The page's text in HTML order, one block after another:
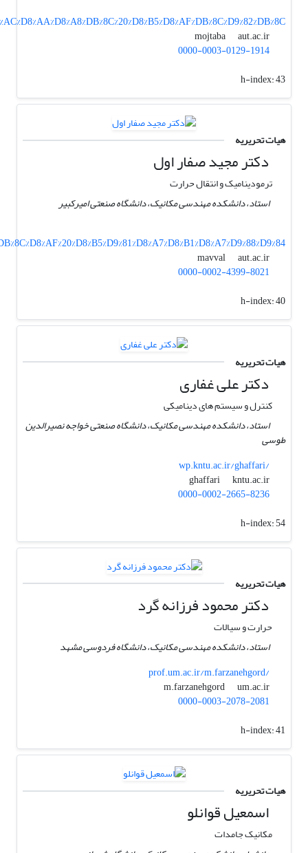
mojtaba
aut.ac.ir
0000-0003-0129-1914
h-index:43
هیات تحریریه
دکتر مجید صفار اول
ترمودینامیک و انتقال حرارت
استاد، دانشکده مهندسی مکانیک، دانشگاه صنعتی امیرکبیر
mavval
aut.ac.ir
0000-0002-4399-8021
h-index:40
هیات تحریریه
دکتر علی غفاری
کنترل و سیستم های دینامیکی
استاد، دانشکده مهندسی مکانیک، دانشگاه صنعتی خواجه نصیرالدین
طوسی
wp.kntu.ac.ir/ghaffari/
ghaffari
kntu.ac.ir
0000-0002-2665-8236
h-index:54
هیات تحریریه
دکتر محمود فرزانه‌ گرد
حرارت و سیالات
استاد، دانشکده مهندسی مکانیک، دانشگاه فردوسی مشهد
prof.um.ac.ir/m.farzanehgord/
m.farzanehgord
um.ac.ir
0000-0003-2078-2081
h-index:41
هیات تحریریه
اسمعیل قوانلو
مکانیک جامدات